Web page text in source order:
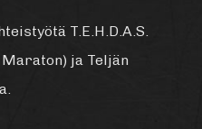
T.E.H.D.A.S.
ja Teljän